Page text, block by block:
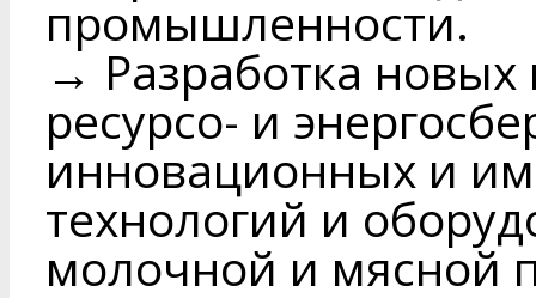
промышленности.
→ Разработка новых
ресурсо- и
инновационных и
технологий и
молочной и мясной